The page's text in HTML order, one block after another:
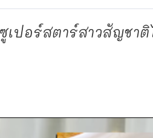
ปอร์สตาร์สาวสัญชาติ